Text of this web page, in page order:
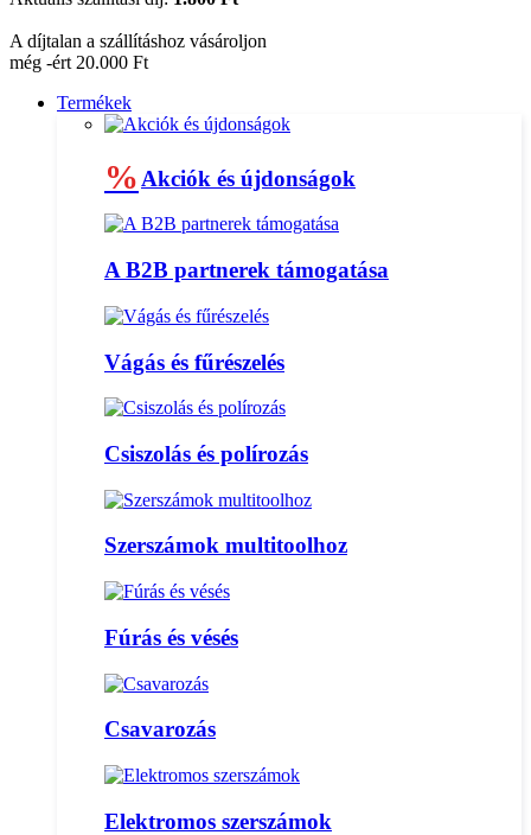
A díjtalan a szállításhoz vásároljon
még -ért 20.000 Ft
Termékek
% Akciók és újdonságok
A B2B partnerek támogatása
Vágás és fűrészelés
Csiszolás és polírozás
Szerszámok multitoolhoz
Fúrás és vésés
Csavarozás
Elektromos szerszámok